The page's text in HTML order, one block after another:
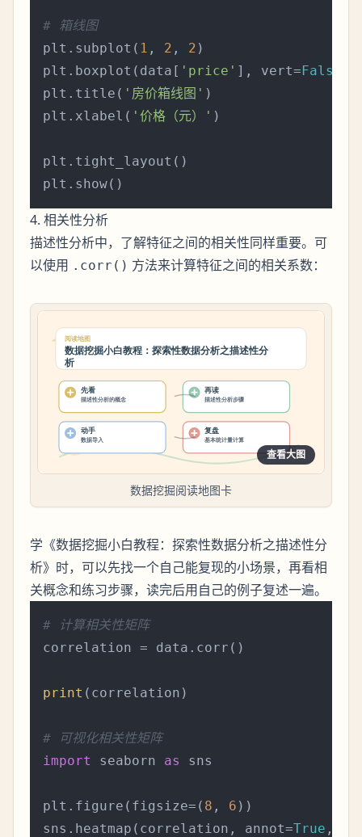
# 箱线图
plt.subplot( 1 , 2 , 2 )
plt.boxplot(data[ 'price' ], vert= False
plt.title( '房价箱线图' )
plt.xlabel( '价格（元）' )
plt.tight_layout()
4. 相关性分析
描述性分析中，了解特征之间的相关性同样重要。可
以使用 .corr() 方法来计算特征之间的相关系数：
查看大图
数据挖掘阅读地图卡
学《数据挖掘小白教程：探索性数据分析之描述性分
析》时，可以先找一个自己能复现的小场景，再看相
关概念和练习步骤，读完后用自己的例子复述一遍。
# 计算相关性矩阵
correlation = data.corr()
print (correlation)
# 可视化相关性矩阵
import
seaborn as sns
plt.figure(figsize=( 8 , 6 ))
sns.heatmap(correlation, annot=True ,